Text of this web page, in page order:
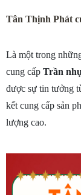
Tân Thịnh Phát
Là một trong
cung cấp Trần
được sự tin tưởng
kết cung cấp sản
lượng cao.